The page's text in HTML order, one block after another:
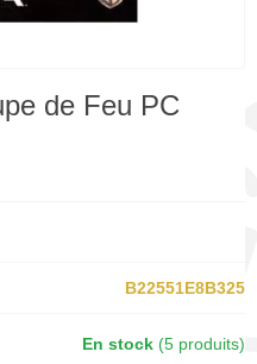
de Feu PC
B22551E8B325
En stock (5 produits)